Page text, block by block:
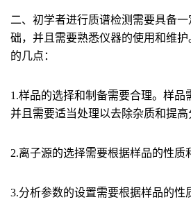
二、初学者进行质谱检测需要具备
础，并且需要熟悉仪器的使用和维
的几点：
1.样品的选择和制备需要合理。样品
并且需要适当处理以去除杂质和提高
2.离子源的选择需要根据样品的性质
3.分析参数的设置需要根据样品的性